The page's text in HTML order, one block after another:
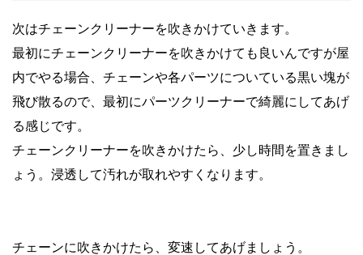
次はチェーンクリーナーを吹きかけていきます。
最初にチェーンクリーナーを吹きかけても良いんですが屋
内でやる場合、チェーンや各パーツについている黒い塊が
飛び散るので、最初にパーツクリーナーで綺麗にしてあげ
る感じです。
チェーンクリーナーを吹きかけたら、少し時間を置きまし
ょう。浸透して汚れが取れやすくなります。
チェーンに吹きかけたら、変速してあげましょう。